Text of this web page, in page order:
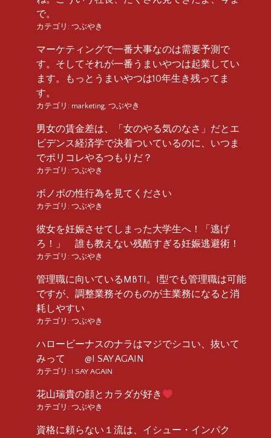
で。
カテゴリ: つぶやき
マーケティングで一番大事なのは需要予測で
す。そしてそれが一番うまいやつは起業してい
ます。もっとうまいやつは10年生き残ってま
す。
カテゴリ: marketing, つぶやき
男女の賃金差は、「女のやる気のなさ」だとエ
ビデンス経済学で決着ついているのに、いつま
でポリコレやるつもりだ？
カテゴリ: つぶやき
ボノボの性行為を見てください
カテゴリ: つぶやき
彼女を妊娠させてしまった大学生へ！「逃げ
ろ！」 誰も教えない残酷すぎる妊娠逃避術！
カテゴリ: つぶやき
管理職に向いているMBTI。I型でも管理職は可能
ですが、調整業務そのものが主業務になると消
耗しやすい
カテゴリ: つぶやき
ハロービーナスのナラはマジでシコい、抜いて
みって @I SAY AGAIN
カテゴリ: I SAY AGAIN
花山瑞貴の顔とカラダが好き
カテゴリ: つぶやき
資格に頼らない１流は、イシュー・インパク